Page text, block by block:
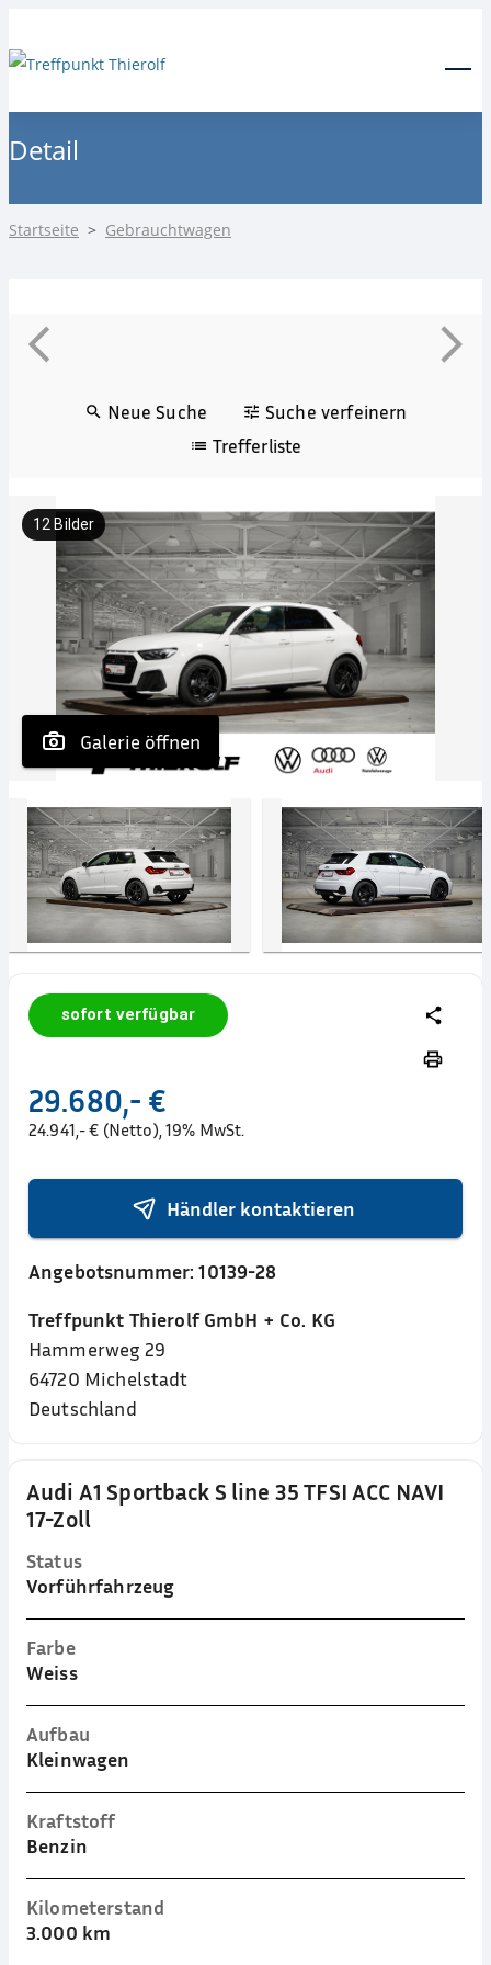
Detail
Startseite > Gebrauchtwagen
Neue Suche
Suche verfeinern
Trefferliste
Galerie öffnen
12 Bilder
Audi A1 Sportback S line 35 TFSI ACC NAVI
17-Zoll
Status
Vorführfahrzeug
Farbe
Weiss
Aufbau
Kleinwagen
Kraftstoff
Benzin
Kilometerstand
3.000 km
sofort verfügbar
29.680,- €
24.941,- € (Netto), 19% MwSt.
Händler kontaktieren
Angebotsnummer:10139-28
Treffpunkt Thierolf GmbH + Co. KG
Hammerweg 29
64720 Michelstadt
Deutschland